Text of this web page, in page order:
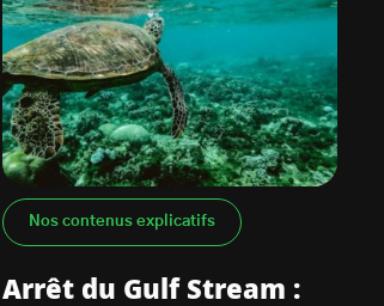
Nos contenus explicatifs
Arrêt du Gulf Stream :